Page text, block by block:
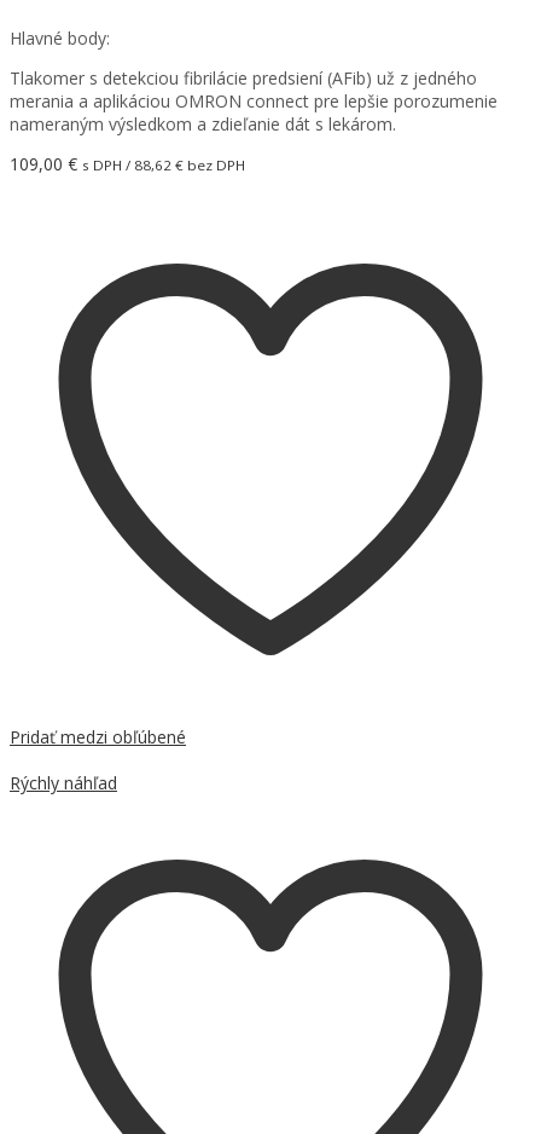
Hlavné body:
Tlakomer s detekciou fibrilácie predsiení (AFib) už z jedného
merania a aplikáciou OMRON connect pre lepšie porozumenie
nameraným výsledkom a zdieľanie dát s lekárom.
109,00 € s DPH / 88,62 € bez DPH
Pridať medzi obľúbené
Rýchly náhľad